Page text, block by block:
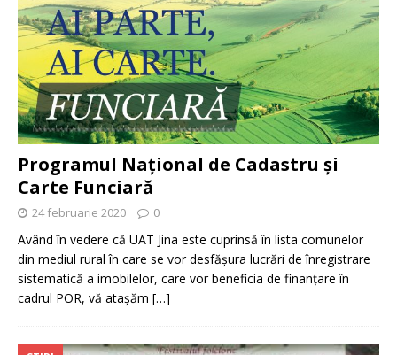
Programul Național de Cadastru și
Carte Funciară
24 februarie 2020 0
Având în vedere că UAT Jina este cuprinsă în lista comunelor
din mediul rural în care se vor desfășura lucrări de înregistrare
sistematică a imobilelor, care vor beneficia de finanțare în
cadrul POR, vă atașăm […]